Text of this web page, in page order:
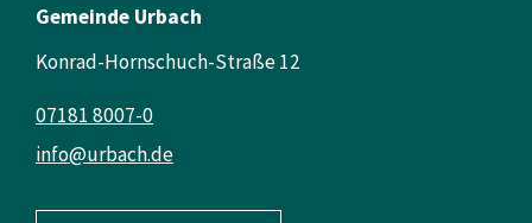
Gemeinde Urbach
Konrad-Hornschuch-Straße 12
info@urbach.de
07181 8007-0